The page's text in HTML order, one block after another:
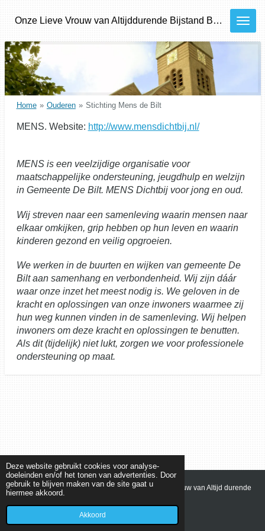
Deze website gebruikt cookies voor analyse-
doeleinden en/of het tonen van advertenties. Door
gebruik te blijven maken van de site gaat u
hiermee akkoord.
Akkoord
Ga
direct
naar
de
hoofdinhoud
OnzeLieveVrouw van Altijddurende BijstandBilthoven - Den Dolder - Bosch en Duin
Home » Ouderen » Stichting Mens de Bilt
MENS. Website: http://www.mensdichtbij.nl/
MENS is een veelzijdige organisatie voor
maatschappelijke ondersteuning, jeugdhulp en welzijn
in Gemeente De Bilt. MENS Dichtbij voor jong en oud.
Wij streven naar een samenleving waarin mensen naar
elkaar omkijken, grip hebben op hun leven en waarin
kinderen gezond en veilig opgroeien.
We werken in de buurten en wijken van gemeente De
Bilt aan samenhang en verbondenheid. Wij zijn dáár
waar onze inzet het meest nodig is. We geloven in de
kracht en oplossingen van onze inwoners waarmee zij
hun weg kunnen vinden in de samenleving. Wij helpen
inwoners om deze kracht en oplossingen te benutten.
Als dit (tijdelijk) niet lukt, zorgen we voor professionele
ondersteuning op maat.
© 2021 - 2022 olvbilthoven Onze Lieve Vrouw van Altijd durende